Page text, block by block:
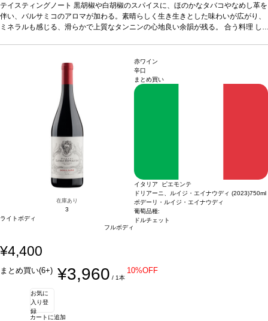
っかりとした肉や魚料理などと好相性葡萄品種ネッビオーロ 100%*本ヴィンテー
ジが在庫切れの場合、在庫があり価格が同様の場合は自動的に次のヴィンテージに
変更されます、ご了承ください。
テイスティングノート 黒胡椒や白胡椒のスパイスに、ほのかなタバコやなめし革を
伴い、バルサミコのアロマが加わる。素晴らしく生き生きとした味わいが広がり、
ミネラルも感じる、滑らかで上質なタンニンの心地良い余韻が残る。 合う料理 し
在庫あり
3
ライトボディ
フルボディ
赤ワイン
辛口
まとめ買い
イタリア ピエモンテ
ドリアーニ、ルイジ・エイナウディ (2023)750ml
ポデーリ・ルイジ・エイナウディ
葡萄品種:
ドルチェット
¥4,400
まとめ買い(6+) ¥3,960 / 1本
10%OFF
お気に
入り登
録
カートに追加